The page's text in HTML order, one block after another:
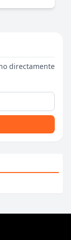
directamente